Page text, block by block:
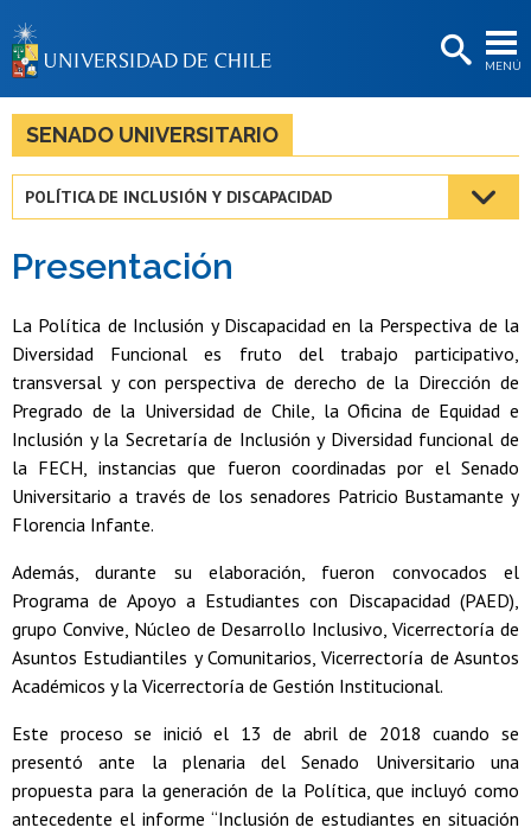
MENÚ
BIBLIOTECAS
LA UNIVERSIDAD
Estudiantes
Académicas/os
Funcionarias/os
Egresadas/os
SENADO UNIVERSITARIO
POLÍTICA DE INCLUSIÓN Y DISCAPACIDAD
Presentación
La Política de Inclusión y Discapacidad en la Perspectiva de la
Diversidad Funcional es fruto del trabajo participativo,
transversal y con perspectiva de derecho de la Dirección de
Pregrado de la Universidad de Chile, la Oficina de Equidad e
Inclusión y la Secretaría de Inclusión y Diversidad funcional de
la FECH, instancias que fueron coordinadas por el Senado
Universitario a través de los senadores Patricio Bustamante y
Florencia Infante.
Además, durante su elaboración, fueron convocados el
Programa de Apoyo a Estudiantes con Discapacidad (PAED),
grupo Convive, Núcleo de Desarrollo Inclusivo, Vicerrectoría de
Asuntos Estudiantiles y Comunitarios, Vicerrectoría de Asuntos
Académicos y la Vicerrectoría de Gestión Institucional.
Este proceso se inició el 13 de abril de 2018 cuando se
presentó ante la plenaria del Senado Universitario una
propuesta para la generación de la Política, que incluyó como
antecedente el informe “Inclusión de estudiantes en situación